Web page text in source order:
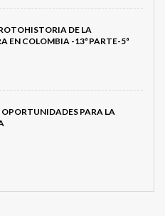
DE LA
EN COLOMBIA -13ª PARTE-5ª
PARA LA